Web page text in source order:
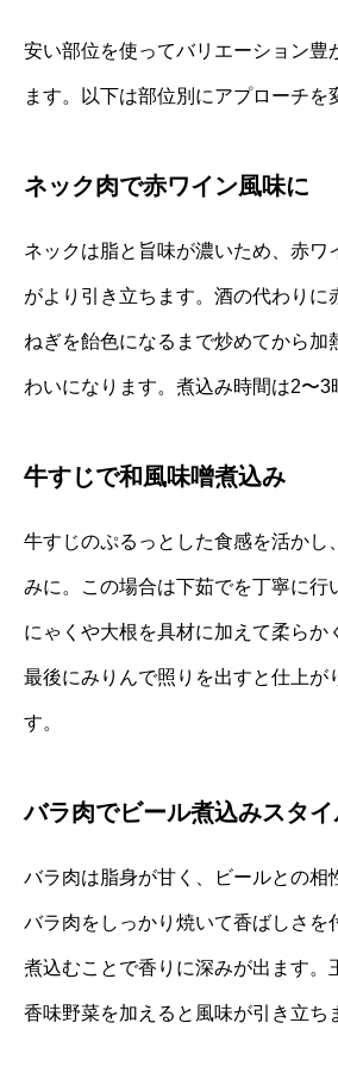
安い部位を使ってバリエーション豊
ます。以下は部位別にアプローチを
ネック肉で赤ワイン風味に
ネックは脂と旨味が濃いため、赤ワ
がより引き立ちます。酒の代わりに
ねぎを飴色になるまで炒めてから加
わいになります。煮込み時間は2〜3
牛すじで和風味噌煮込み
牛すじのぷるっとした食感を活かし
みに。この場合は下茹でを丁寧に行
にゃくや大根を具材に加えて柔らか
最後にみりんで照りを出すと仕上が
す。
バラ肉でビール煮込みスタイ
バラ肉は脂身が甘く、ビールとの相
バラ肉をしっかり焼いて香ばしさを
煮込むことで香りに深みが出ます。
香味野菜を加えると風味が引き立ち